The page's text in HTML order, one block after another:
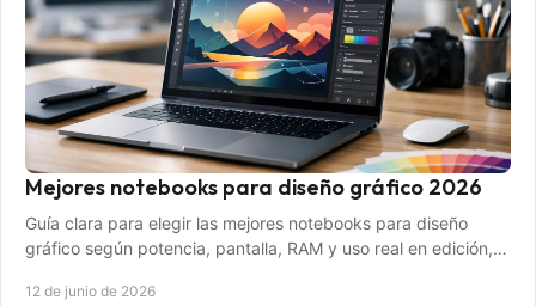
Mejores notebooks para diseño gráfico 2026
Guía clara para elegir las mejores notebooks para diseño
gráfico según potencia, pantalla, RAM y uso real en edición,
12 de junio de 2026